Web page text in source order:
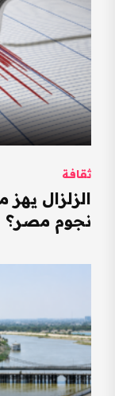
ثقافة
الزلزال
نجوم مصر؟